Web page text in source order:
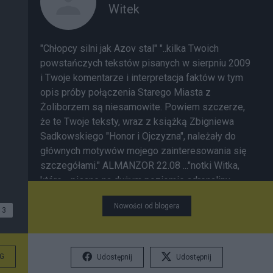
3
Witek
"Chłopcy silni jak Azov stal" "..kilka Twoich
powstańczych tekstów pisanych w sierpniu 2009
i Twoje komentarze i interpretacja faktów w tym
opis próby połączenia Starego Miasta z
Żoliborzem są niesamowite. Powiem szczerze,
że te Twoje teksty, wraz z książką Zbigniewa
Sadkowskiego "Honor i Ojczyzna", należały do
głównych motywów mojego zainteresowania się
szczegółami." ALMANZOR 22.08 ..."notki Witka,
które - pisane na dużym poziomie adrenaliny -
raczej się chłonie niż czyta." " Prawda o
Powstaniu, rozpoznawana na poziomie wydarzeń
niespodziewaną moc oczyszczania Pamięci z
ideolog. stereotypów i kłamstw. Wszak Historia w
Nowości od blogera
Udostępnij Udostępnij